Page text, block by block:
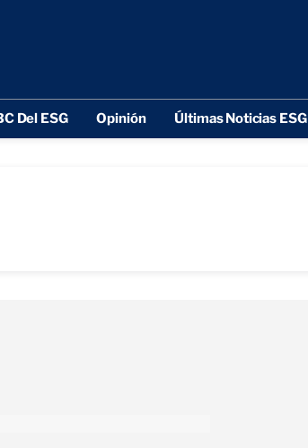
Del ESG Opinión Últimas Noticias ESG